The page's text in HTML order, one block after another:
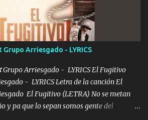
me llames porfa Me pongo sencible e
azul es el tequila e interior la ropa Clip
es color rosa Me contacto un ángel eres
alegra los días y sigo tomando Y
a estar Pasarán... Solito me dejaras
Grupo Arriesgado - LYRICS
Grupo Arriesgado - LYRICS El Fugitivo
- LYRICS Letra de la canción El
El Fugitivo (LETRA) No se metan
y pa que lo sepan somos gente del